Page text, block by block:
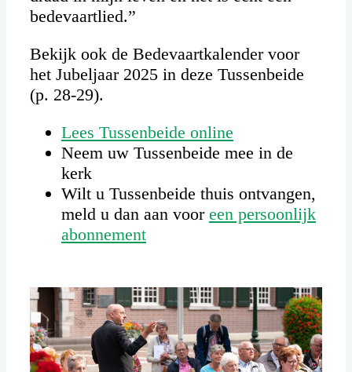
bedevaartlied.”
Bekijk ook de Bedevaartkalender voor
het Jubeljaar 2025 in deze Tussenbeide
(p. 28-29).
Lees Tussenbeide online
Neem uw Tussenbeide mee in de
kerk
Wilt u Tussenbeide thuis ontvangen,
meld u dan aan voor een persoonlijk
abonnement